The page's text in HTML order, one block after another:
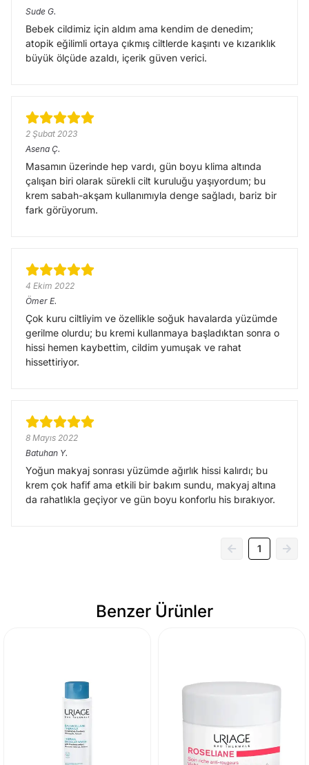
Sude G.
Bebek cildimiz için aldım ama kendim de denedim;
atopik eğilimli ortaya çıkmış ciltlerde kaşıntı ve kızarıklık
büyük ölçüde azaldı, içerik güven verici.
2 Şubat 2023
Asena Ç.
Masamın üzerinde hep vardı, gün boyu klima altında
çalışan biri olarak sürekli cilt kuruluğu yaşıyordum; bu
krem sabah-akşam kullanımıyla denge sağladı, bariz bir
fark görüyorum.
4 Ekim 2022
Ömer E.
Çok kuru ciltliyim ve özellikle soğuk havalarda yüzümde
gerilme olurdu; bu kremi kullanmaya başladıktan sonra o
hissi hemen kaybettim, cildim yumuşak ve rahat
hissettiriyor.
8 Mayıs 2022
Batuhan Y.
Yoğun makyaj sonrası yüzümde ağırlık hissi kalırdı; bu
krem çok hafif ama etkili bir bakım sundu, makyaj altına
da rahatlıkla geçiyor ve gün boyu konforlu his bırakıyor.
1
Benzer Ürünler